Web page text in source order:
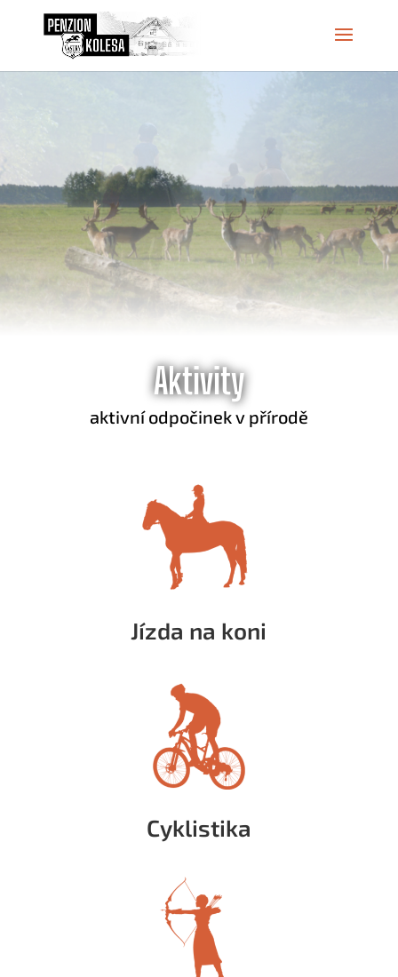
Aktivity
aktivní odpočinek v přírodě
Jízda na koni
Cyklistika